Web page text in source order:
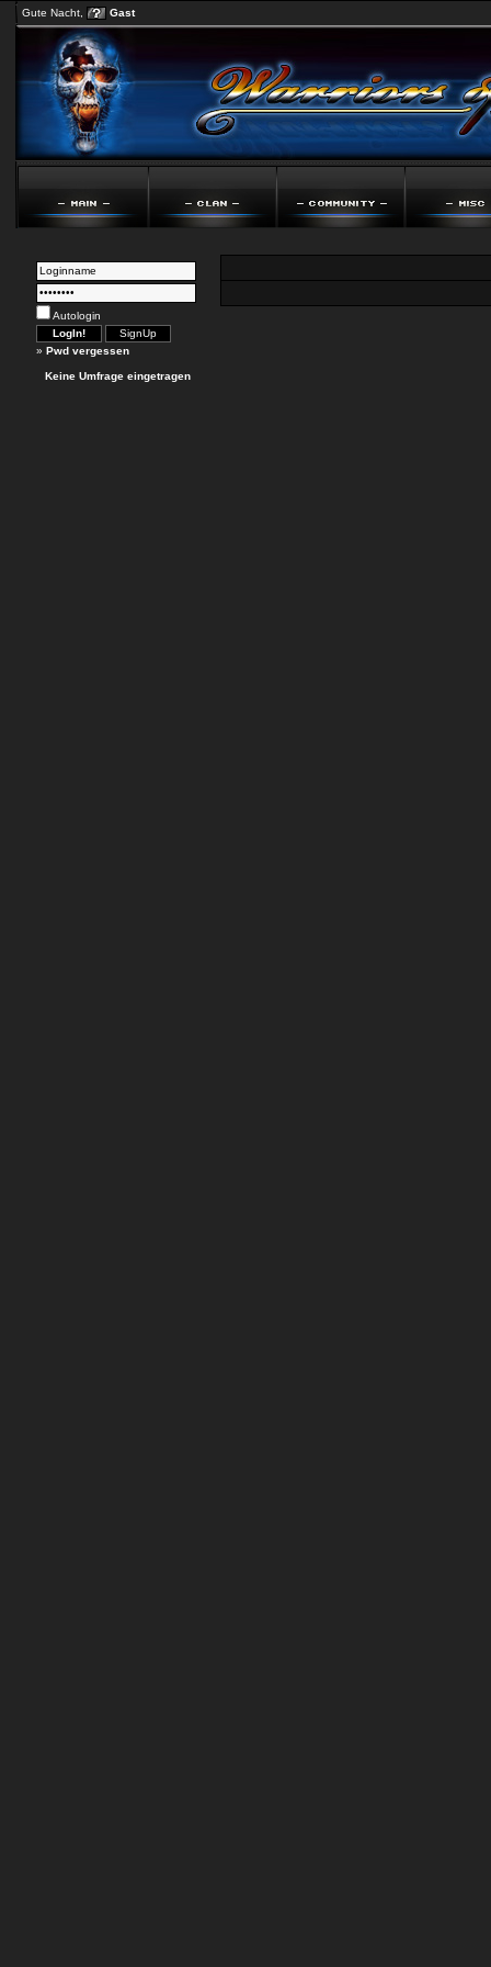
Gute Nacht, Gast
Autologin
» Pwd vergessen
Keine Umfrage eingetragen